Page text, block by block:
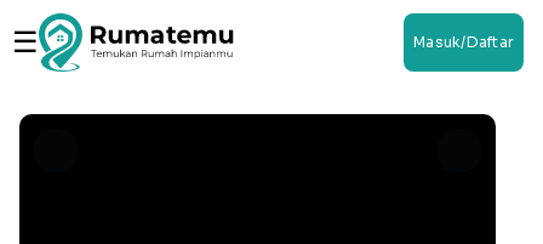
☰ Masuk/Daftar